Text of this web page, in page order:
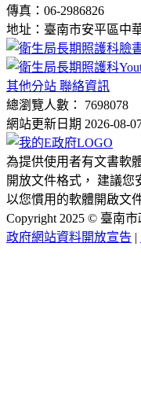
傳真：06-2986826
地址：臺南市安平區中
其他分站 聯絡資訊
總瀏覽人數： 7698078
網站更新日期 2026-08-
為提供使用者有文書軟
開放文件格式， 建議您
以您慣用的軟體開啟文
Copyright 2025 © 臺南
政府網站資料開放宣告 |